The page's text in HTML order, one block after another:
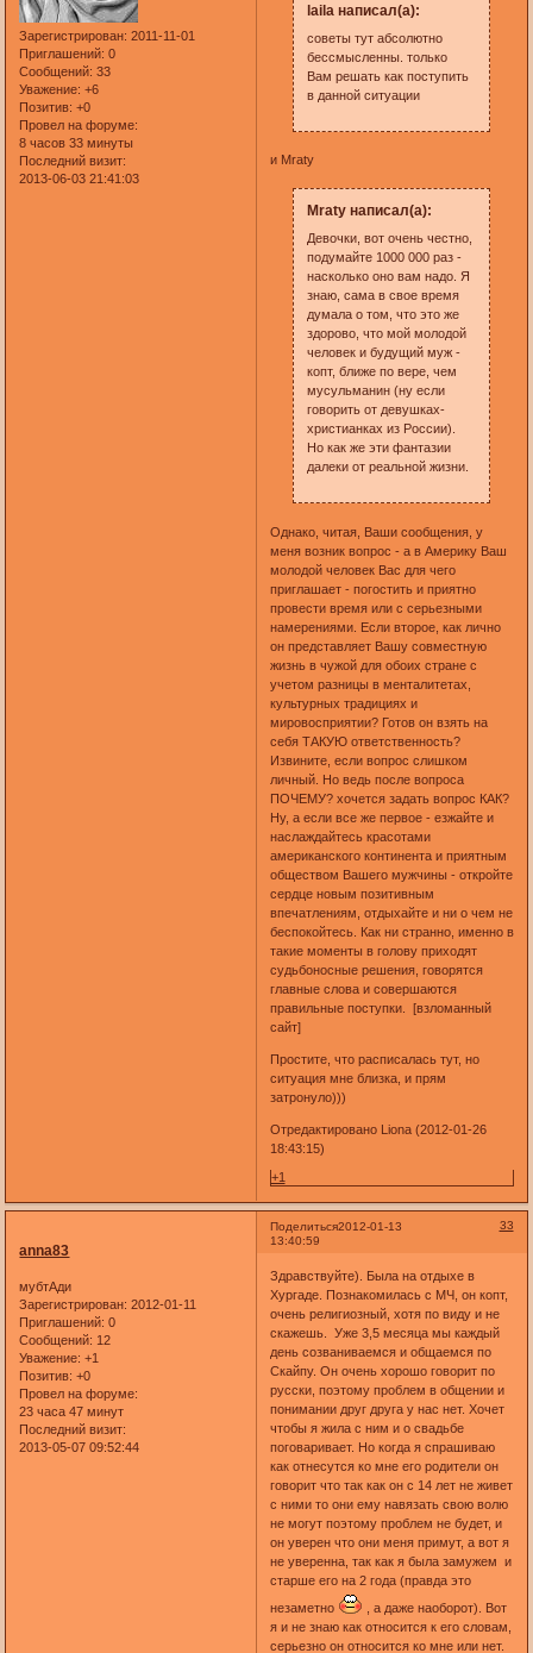
Зарегистрирован: 2011-11-01
Приглашений: 0
Сообщений: 33
Уважение: +6
Позитив: +0
Провел на форуме:
8 часов 33 минуты
Последний визит:
2013-06-03 21:41:03
laila написал(а):
советы тут абсолютно
бессмысленны. только
Вам решать как поступить
в данной ситуации
и Mraty
Mraty написал(а):
Девочки, вот очень честно,
подумайте 1000 000 раз -
насколько оно вам надо. Я
знаю, сама в свое время
думала о том, что это же
здорово, что мой молодой
человек и будущий муж -
копт, ближе по вере, чем
мусульманин (ну если
говорить от девушках-
христианках из России).
Но как же эти фантазии
далеки от реальной жизни.
Однако, читая, Ваши сообщения, у
меня возник вопрос - а в Америку Ваш
молодой человек Вас для чего
приглашает - погостить и приятно
провести время или с серьезными
намерениями. Если второе, как лично
он представляет Вашу совместную
жизнь в чужой для обоих стране с
учетом разницы в менталитетах,
культурных традициях и
мировосприятии? Готов он взять на
себя ТАКУЮ ответственность?
Извините, если вопрос слишком
личный. Но ведь после вопроса
ПОЧЕМУ? хочется задать вопрос КАК?
Ну, а если все же первое - езжайте и
наслаждайтесь красотами
американского континента и приятным
обществом Вашего мужчины - откройте
сердце новым позитивным
впечатлениям, отдыхайте и ни о чем не
беспокойтесь. Как ни странно, именно в
такие моменты в голову приходят
судьбоносные решения, говорятся
главные слова и совершаются
правильные поступки. [взломанный
сайт]
Простите, что расписалась тут, но
ситуация мне близка, и прям
затронуло)))
Отредактировано Liona (2012-01-26
18:43:15)
+1
Поделиться 33
2012-01-13
13:40:59
anna83
мубтАди
Зарегистрирован: 2012-01-11
Приглашений: 0
Сообщений: 12
Уважение: +1
Позитив: +0
Провел на форуме:
23 часа 47 минут
Последний визит:
2013-05-07 09:52:44
Здравствуйте). Была на отдыхе в
Хургаде. Познакомилась с МЧ, он копт,
очень религиозный, хотя по виду и не
скажешь. Уже 3,5 месяца мы каждый
день созваниваемся и общаемся по
Скайпу. Он очень хорошо говорит по
русски, поэтому проблем в общении и
понимании друг друга у нас нет. Хочет
чтобы я жила с ним и о свадьбе
поговаривает. Но когда я спрашиваю
как отнесутся ко мне его родители он
говорит что так как он с 14 лет не живет
с ними то они ему навязать свою волю
не могут поэтому проблем не будет, и
он уверен что они меня примут, а вот я
не уверенна, так как я была замужем и
старше его на 2 года (правда это
незаметно
, а даже наоборот). Вот
я и не знаю как относится к его словам,
серьезно он относится ко мне или нет.